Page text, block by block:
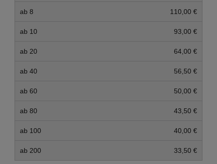
ab 8 110,00 €
ab 10 93,00 €
ab 20 64,00 €
ab 40 56,50 €
ab 60 50,00 €
ab 80 43,50 €
ab 100 40,00 €
ab 200 33,50 €